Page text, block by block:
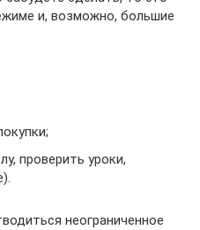
и, возможно, большие
проверить уроки,
неограниченное